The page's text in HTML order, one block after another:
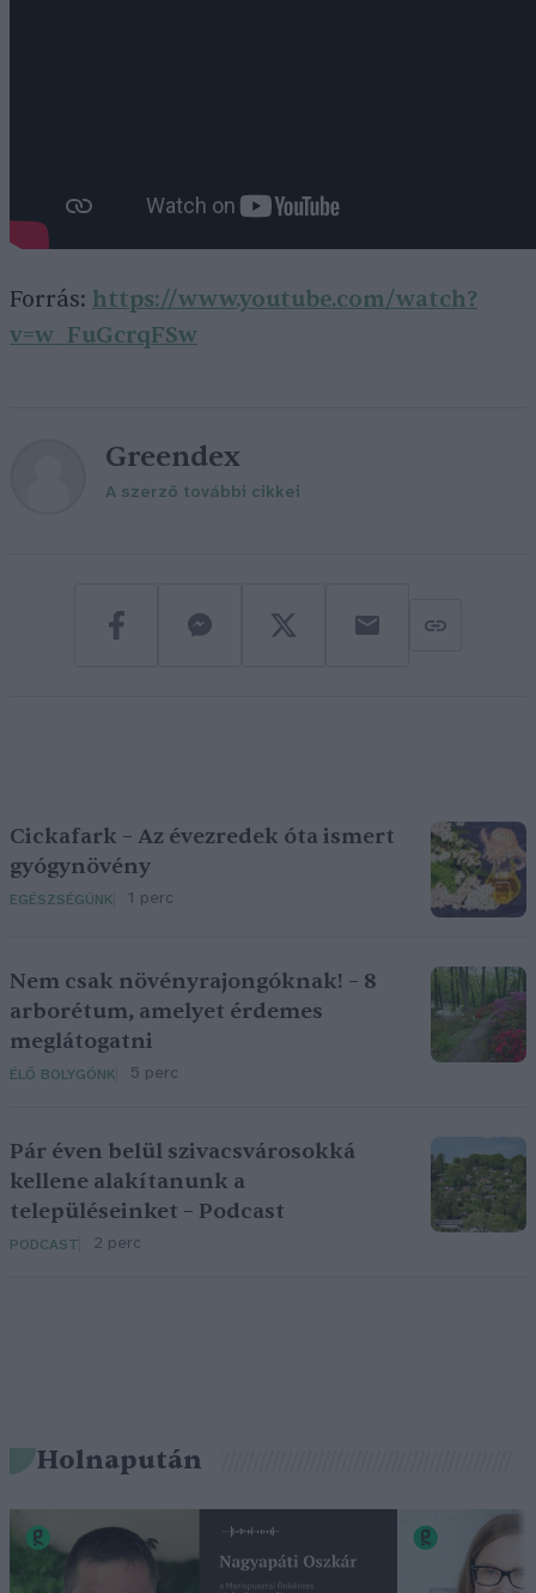
Forrás: https://www.youtube.com/watch?
v=w_FuGcrqFSw
Greendex
A szerző további cikkei
Cickafark – Az évezredek óta ismert
gyógynövény
EGÉSZSÉGÜNK 1 perc
Nem csak növényrajongóknak! – 8
arborétum, amelyet érdemes
meglátogatni
ÉLŐ BOLYGÓNK 5 perc
Pár éven belül szivacsvárosokká
kellene alakítanunk a
településeinket – Podcast
PODCAST 2 perc
Holnapután